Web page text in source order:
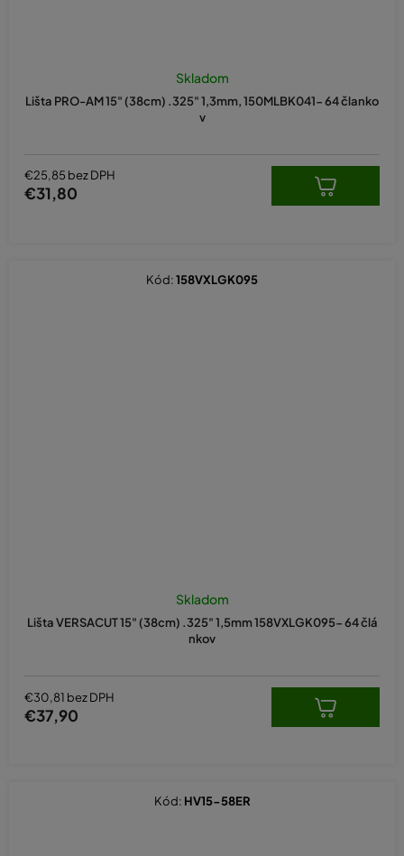
Lišta PRO-AM 15" (38cm) .325" 1,3mm, 150MLBK041- 64 članko
v
Skladom
€25,85 bez DPH
€31,80
Lišta VERSACUT 15" (38cm) .325" 1,5mm 158VXLGK095- 64 člá
nkov
Skladom
€30,81 bez DPH
€37,90
Kód:158VXLGK095
Kód: HV15-58ER